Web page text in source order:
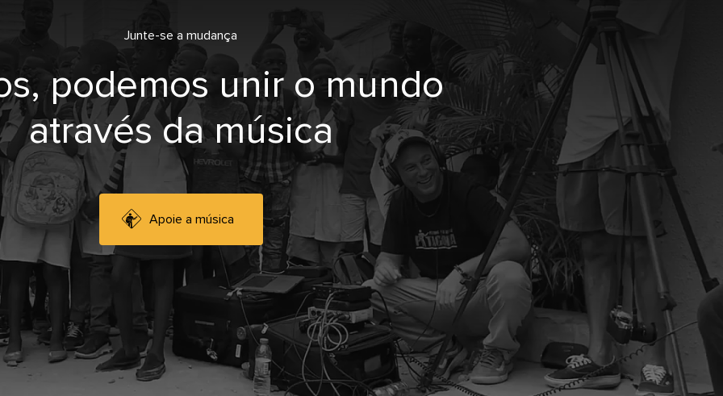
Junte-se a mudança
podemos unir o mundo
através da música
Apoie a música